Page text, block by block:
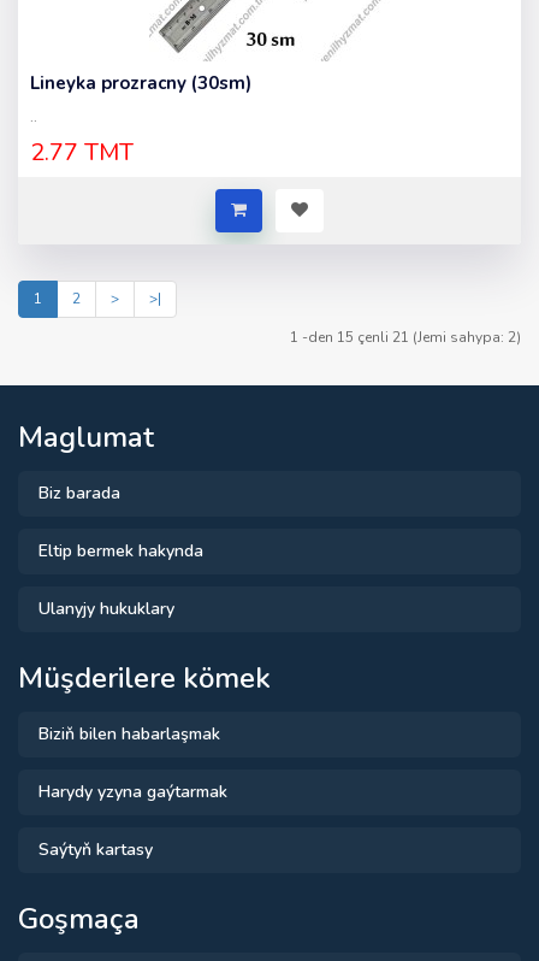
Lineyka prozracny (30sm)
..
2.77 TMT
1 2 >
>|
1 -den 15 çenli 21 (Jemi sahypa: 2)
Maglumat
Biz barada
Eltip bermek hakynda
Ulanyjy hukuklary
Müşderilere kömek
Biziň bilen habarlaşmak
Harydy yzyna gaýtarmak
Saýtyň kartasy
Goşmaça